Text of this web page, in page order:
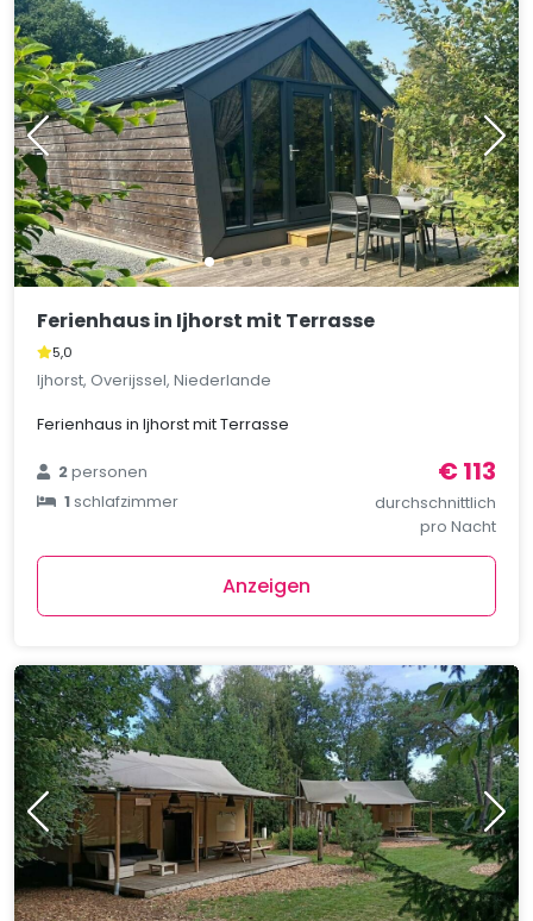
Ferienhaus in Ijhorst mit Terrasse
5,0
Ijhorst, Overijssel, Niederlande
Ferienhaus in Ijhorst mit Terrasse
2personen
1schlafzimmer
€ 113
durchschnittlich
pro Nacht
Anzeigen